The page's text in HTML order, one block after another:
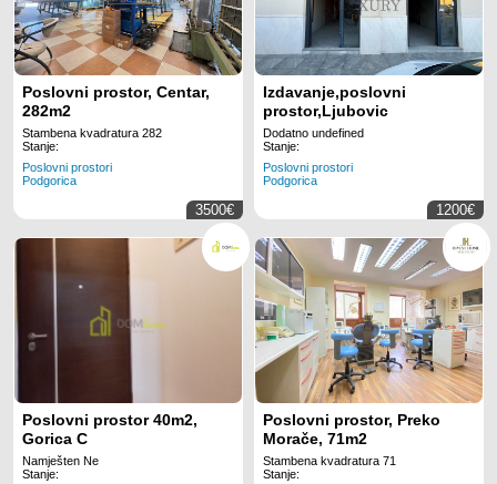
Poslovni prostor, Centar,
282m2
Stambena kvadratura 282
Stanje:
Poslovni prostori
Podgorica
3500€
Izdavanje,poslovni
prostor,Ljubovic
Dodatno undefined
Stanje:
Poslovni prostori
Podgorica
1200€
Poslovni prostor 40m2,
Gorica C
Namješten Ne
Stanje:
Poslovni prostor, Preko
Morače, 71m2
Stambena kvadratura 71
Stanje: